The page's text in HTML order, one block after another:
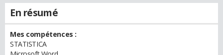
En résumé
Mes compétences :
STATISTICA